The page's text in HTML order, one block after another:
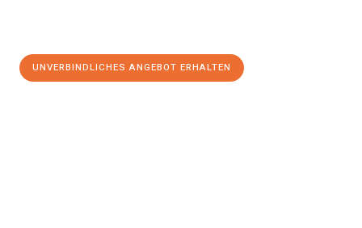
UNVERBINDLICHES ANGEBOT ERHALTEN